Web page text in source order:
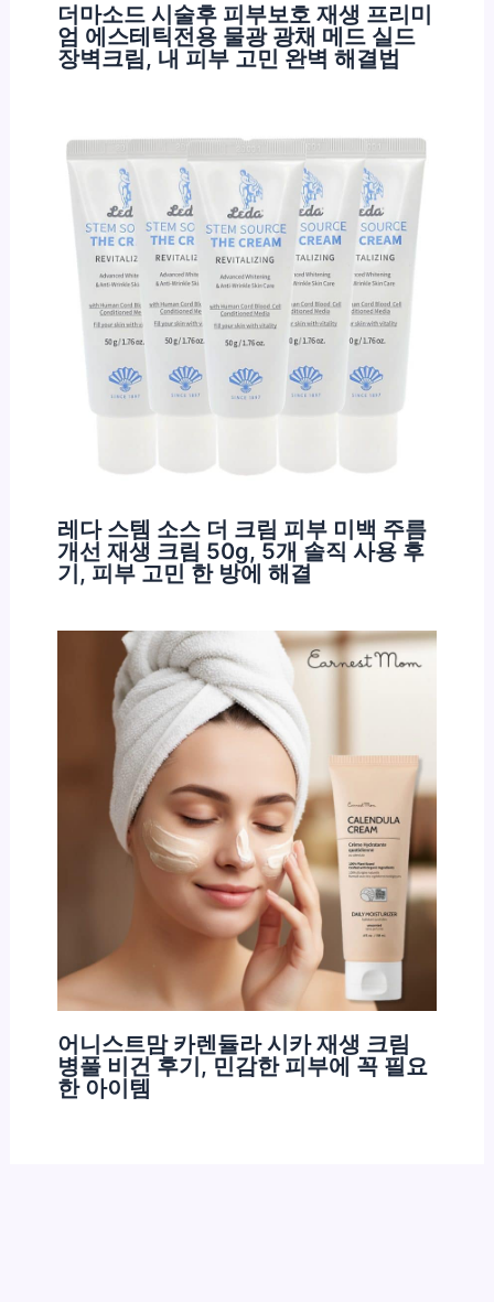
더마소드 시술후 피부보호 재생 프리미
엄 에스테틱전용 물광 광채 메드 실드
장벽크림, 내 피부 고민 완벽 해결법
레다 스템 소스 더 크림 피부 미백 주름
개선 재생 크림 50g, 5개 솔직 사용 후
기, 피부 고민 한 방에 해결
어니스트맘 카렌듈라 시카 재생 크림
병풀 비건 후기, 민감한 피부에 꼭 필요
한 아이템